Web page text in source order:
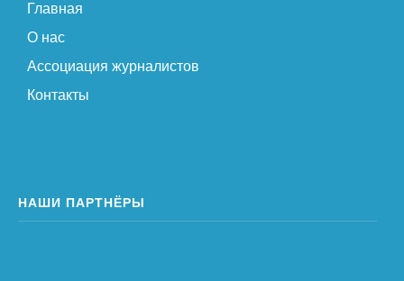
Главная
О нас
Ассоциация журналистов
Контакты
НАШИ ПАРТНЁРЫ